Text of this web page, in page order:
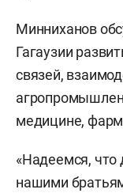
Минниханов
Гагаузии
связей,
медицине,
«Надеемся,
нашими